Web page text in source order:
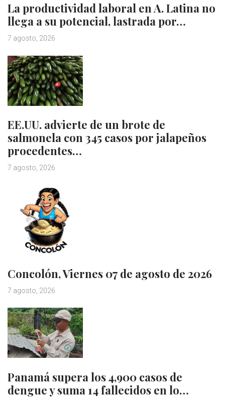
La productividad laboral en A. Latina no
llega a su potencial, lastrada por…
7 agosto, 2026
EE.UU. advierte de un brote de
salmonela con 345 casos por jalapeños
procedentes…
7 agosto, 2026
Concolón, Viernes 07 de agosto de 2026
7 agosto, 2026
Panamá supera los 4,900 casos de
dengue y suma 14 fallecidos en lo…